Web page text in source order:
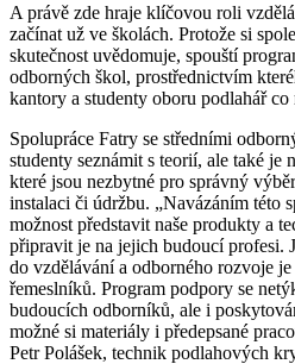
A právě zde hraje klíčovou roli
začínat už ve školách. Protože si
skutečnost uvědomuje, spouští
odborných škol, prostřednictvím
kantory a studenty oboru podlahář
Spolupráce Fatry se středními
studenty seznámit s teorií, ale také je
které jsou nezbytné pro správný
instalaci či údržbu. „Navázáním této
možnost představit naše produkty a
připravit je na jejich budoucí profesi.
do vzdělávání a odborného rozvoje
řemeslníků. Program podpory se
budoucích odborníků, ale i
možné si materiály i předepsané
Petr Polášek, technik podlahových